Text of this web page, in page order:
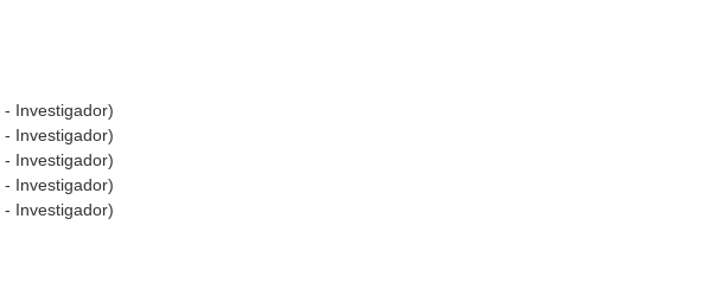
- Investigador)
- Investigador)
- Investigador)
- Investigador)
- Investigador)